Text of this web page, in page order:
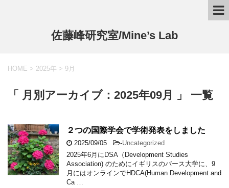
佐藤峰研究室/Mine’s Lab
HOME > 2025年 > 9月
「 月別アーカイブ：2025年09月 」 一覧
２つの国際学会で学術発表をしました
2025/09/05 -Uncategorized
2025年6月にDSA（Development Studies
Association) のためにイギリスのバース大学に、9
月にはオンラインでHDCA(Human Development and
Ca …